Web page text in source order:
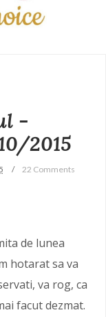
-
2015
22 Comments
de lunea
hotarat sa va
va rog, ca
facut dezmat.